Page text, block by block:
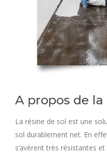
A propos de
La résine de sol est une
sol durablement net. En
s’avèrent très résistantes